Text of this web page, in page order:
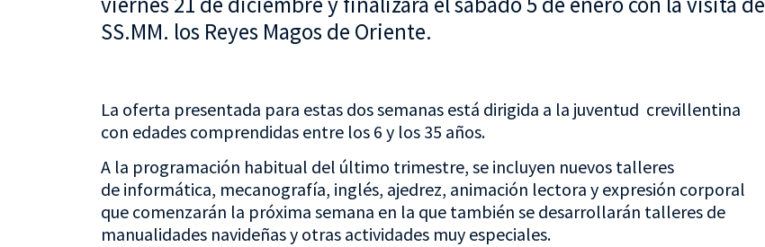
SS.MM. los Reyes Magos de Oriente.
La oferta presentada para estas dos semanas está dirigida a la juventud crevillentina
con edades comprendidas entre los 6 y los 35 años.
A la programación habitual del último trimestre, se incluyen nuevos talleres
de informática, mecanografía, inglés, ajedrez, animación lectora y expresión corporal
que comenzarán la próxima semana en la que también se desarrollarán talleres de
manualidades navideñas y otras actividades muy especiales.